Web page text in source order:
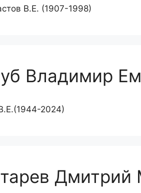
В.Е. (1907-1998)
Владимир
2024)